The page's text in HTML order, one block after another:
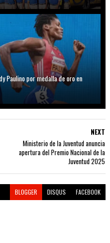
Paulino por medalla de oro en
NEXT
Ministerio de la Juventud anuncia
apertura del Premio Nacional de la
Juventud 2025
BLOGGER DISQUS FACEBOOK